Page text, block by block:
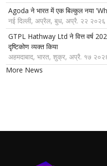
Agoda ने भारत में एक बिल्कुल नया
नई दिल्ली, अप्रैल, बुध, अप्रै. २२
GTPL Hathway Ltd ने वित्त वर्ष
दृष्टिकोण व्यक्त किया
अहमदाबाद, भारत, शुक्र, अप्रै. १७
More News